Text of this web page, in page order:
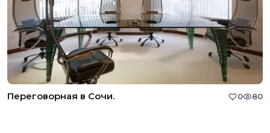
Переговорная в Сочи. 0 80